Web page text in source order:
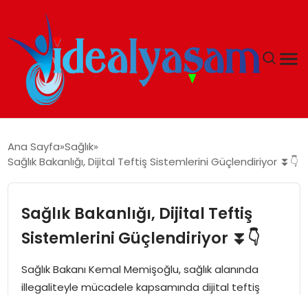
GÜNDEM
EKONOMI
İDEAL YAŞAM
İDEAL SPOR
Ana Sayfa Sağlık
Sağlık Bakanlığı, Dijital Teftiş Sistemlerini Güçlendiriyor ⏬👇
Sağlık Bakanlığı, Dijital Teftiş
Sistemlerini Güçlendiriyor ⏬👇
Sağlık Bakanı Kemal Memişoğlu, sağlık alanında
illegaliteyle mücadele kapsamında dijital teftiş